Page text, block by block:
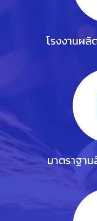
โรงงานผลิ
มาตราฐา